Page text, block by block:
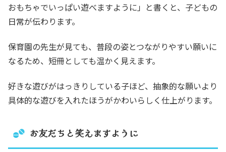
おもちゃでいっぱい遊べますように」と書くと、子どもの
日常が伝わります。
保育園の先生が見ても、普段の姿とつながりやすい願いに
なるため、短冊としても温かく見えます。
好きな遊びがはっきりしている子ほど、抽象的な願いより
具体的な遊びを入れたほうがかわいらしく仕上がります。
お友だちと笑えますように